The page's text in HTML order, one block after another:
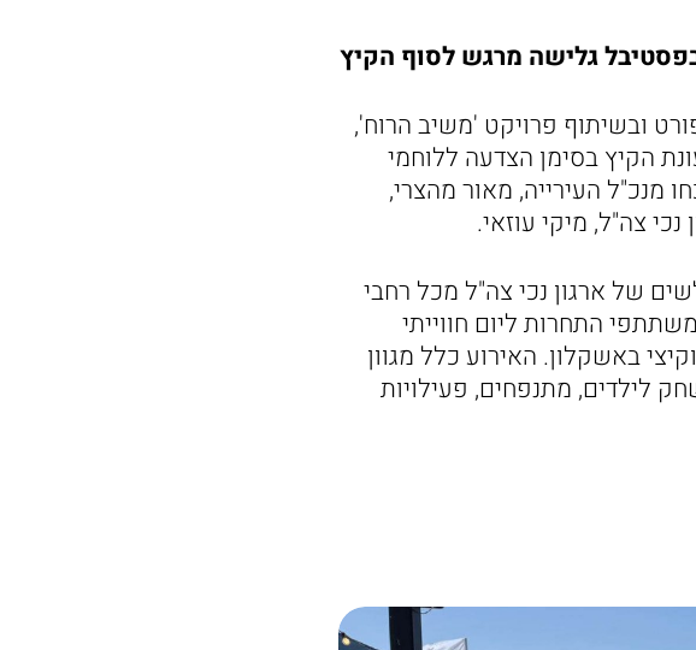
ובשיתוף פרויקט 'משיב הרוח',
הקיץ בסימן הצדעה ללוחמי
מנכ"ל העירייה, מאור מהצרי,
צה"ל, מיקי עוזאי.
כ-80 משתתפים מ-5 קבוצות גולשים של ארגון נכי צה"ל מכל רחבי
התחרות ליום חווייתי
באשקלון. האירוע כלל מגוון
לילדים, מתנפחים, פעילויות